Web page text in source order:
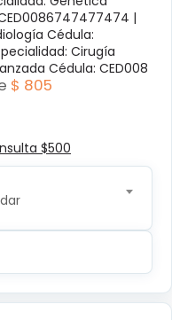
|
Cédula:
Cirugía
Cédula: CED008
$ 805
$500